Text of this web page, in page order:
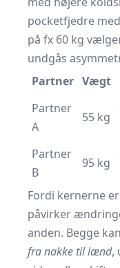
pocketfjedre
på fx 60 kg
undgås
Partner Vægt
Partner
A
55 kg
Partner
B
95 kg
Fordi kernerne er
påvirker
anden. Begge
fra nakke til lænd,